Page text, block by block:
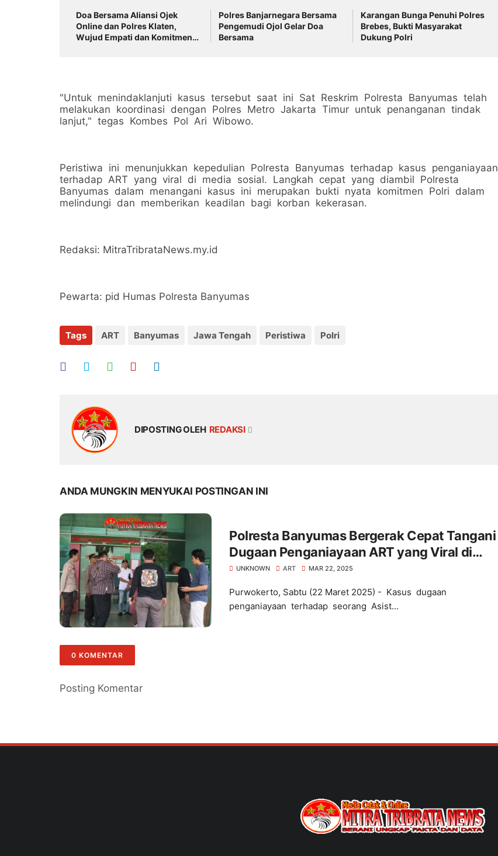
Doa Bersama Aliansi Ojek
Online dan Polres Klaten,
Wujud Empati dan Komitmen
Polres Banjarnegara Bersama
Pengemudi Ojol Gelar Doa
Bersama
Karangan Bunga Penuhi Polres
Brebes, Bukti Masyarakat
Dukung Polri
"Untuk menindaklanjuti kasus tersebut saat ini Sat Reskrim Polresta Banyumas telah
melakukan koordinasi dengan Polres Metro Jakarta Timur untuk penanganan tindak
lanjut," tegas Kombes Pol Ari Wibowo.
Peristiwa ini menunjukkan kepedulian Polresta Banyumas terhadap kasus penganiayaan
terhadap ART yang viral di media sosial. Langkah cepat yang diambil Polresta
Banyumas dalam menangani kasus ini merupakan bukti nyata komitmen Polri dalam
melindungi dan memberikan keadilan bagi korban kekerasan.
Redaksi: MitraTribrataNews.my.id
Pewarta: pid Humas Polresta Banyumas
Tags ART Banyumas Jawa Tengah Peristiwa Polri
DIPOSTING OLEH REDAKSI
ANDA MUNGKIN MENYUKAI POSTINGAN INI
Polresta Banyumas Bergerak Cepat Tangani
Dugaan Penganiayaan ART yang Viral di
Medsos: Korban Diantar ke RSUD, Koordinasi
dengan Polres Metro Jakarta Timur
Dilakukan
UNKNOWN ART MAR 22, 2025
Purwokerto, Sabtu (22 Maret 2025) - Kasus dugaan
penganiayaan terhadap seorang Asist...
0 KOMENTAR
Posting Komentar